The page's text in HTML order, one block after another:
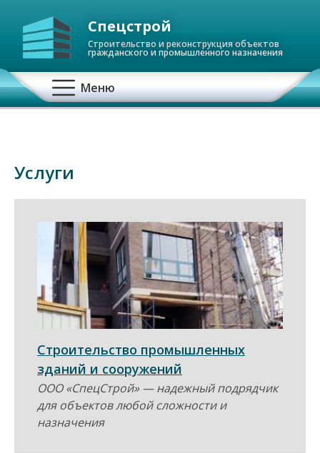
Спецстрой
Строительство и реконструкция объектов
гражданского и промышленного назначения
О
с
о
в
н
а
я
н
а
в
Меню
Услуги
Строительство промышленных
зданий и сооружений
ООО «СпецСтрой» — надежный подрядчик
для объектов любой сложности и
назначения